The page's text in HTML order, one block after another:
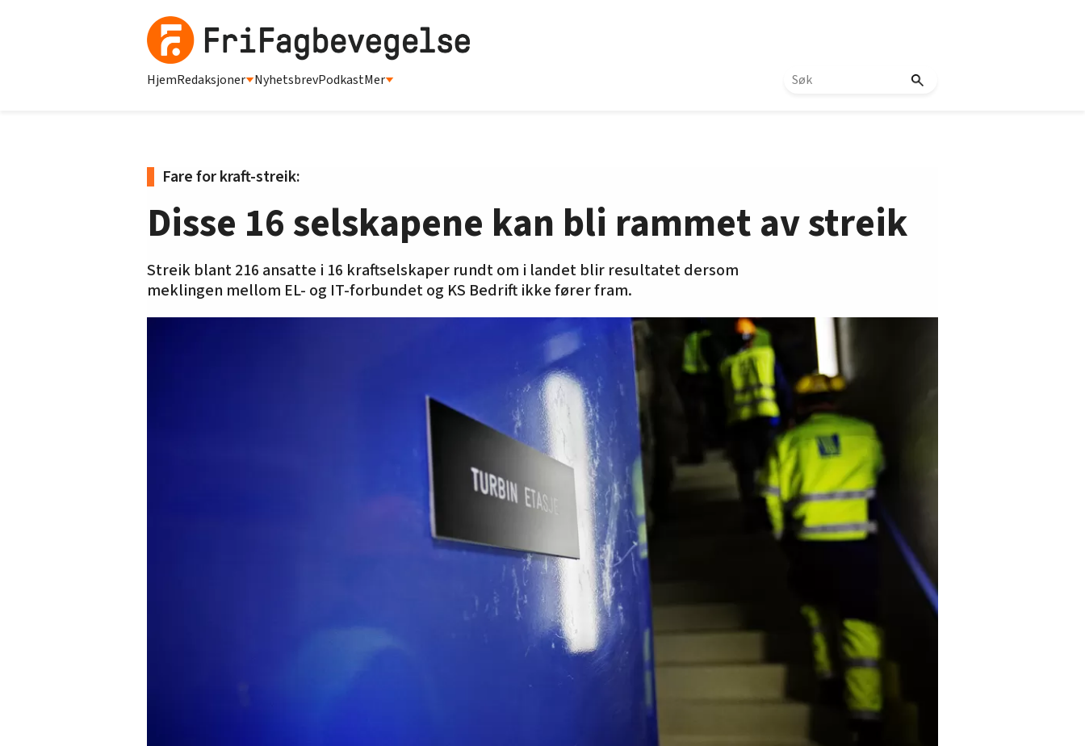
HjemRedaksjoner NyhetsbrevPodkastMer
Fare for kraft-streik:
Disse 16 selskapene kan bli rammet av streik
Streik blant 216 ansatte i 16 kraftselskaper rundt om i landet blir resultatet dersom
meklingen mellom EL- og IT-forbundet og KS Bedrift ikke fører fram.